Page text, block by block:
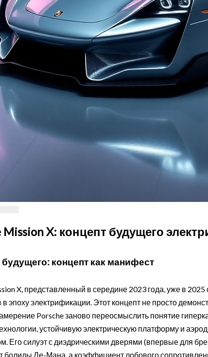
Mission X: концепт будущего
концепт как манифест
X, представленный в середине 2023 года, уже в
в эпоху электрификации. Этот концепт не просто
Porsche заново переосмыслить понятие
устойчивую электрическую платформу и
Его силуэт с диэдрическими дверями (впервые для
болиды Ле-Мана, а коэффициент лобового